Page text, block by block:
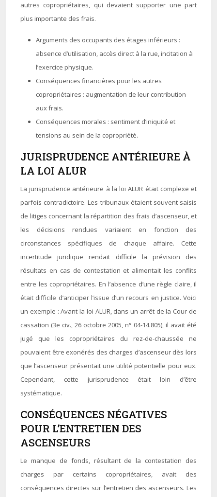
autres copropriétaires, qui devaient supporter une part
plus importante des frais.
Arguments des occupants des étages inférieurs :
absence d’utilisation, accès direct à la rue, incitation à
l’exercice physique.
Conséquences financières pour les autres
copropriétaires : augmentation de leur contribution
aux frais.
Conséquences morales : sentiment d’iniquité et
tensions au sein de la copropriété.
JURISPRUDENCE ANTÉRIEURE À
LA LOI ALUR
La jurisprudence antérieure à la loi ALUR était complexe et
parfois contradictoire. Les tribunaux étaient souvent saisis
de litiges concernant la répartition des frais d’ascenseur, et
les décisions rendues variaient en fonction des
circonstances spécifiques de chaque affaire. Cette
incertitude juridique rendait difficile la prévision des
résultats en cas de contestation et alimentait les conflits
entre les copropriétaires. En l’absence d’une règle claire, il
était difficile d’anticiper l’issue d’un recours en justice. Voici
un exemple : Avant la loi ALUR, dans un arrêt de la Cour de
cassation (3e civ., 26 octobre 2005, n° 04-14.805), il avait été
jugé que les copropriétaires du rez-de-chaussée ne
pouvaient être exonérés des charges d’ascenseur dès lors
que l’ascenseur présentait une utilité potentielle pour eux.
Cependant, cette jurisprudence était loin d’être
systématique.
CONSÉQUENCES NÉGATIVES
POUR L’ENTRETIEN DES
ASCENSEURS
Le manque de fonds, résultant de la contestation des
charges par certains copropriétaires, avait des
conséquences directes sur l’entretien des ascenseurs. Les